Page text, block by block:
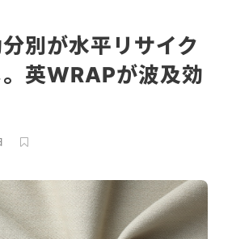
別が水平リサイク
英WRAPが波及効